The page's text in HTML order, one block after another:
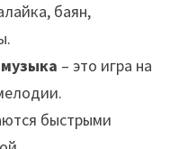
баян,
– это игра на
быстрыми